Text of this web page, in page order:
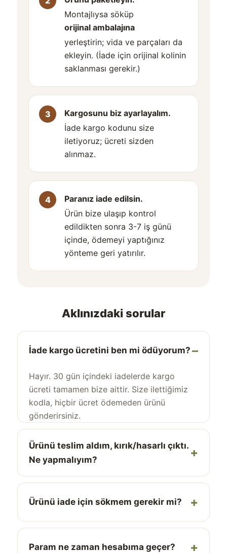
Montajlıysa söküp
orijinal ambalajına
yerleştirin; vida ve parçaları da
ekleyin. (İade için orijinal kolinin
saklanması gerekir.)
Kargosunu biz ayarlayalım.
İade kargo kodunu size
iletiyoruz; ücreti sizden
alınmaz.
Paranız iade edilsin.
Ürün bize ulaşıp kontrol
edildikten sonra 3-7 iş günü
içinde, ödemeyi yaptığınız
yönteme geri yatırılır.
Aklınızdaki sorular
İade kargo ücretini ben mi ödüyorum?
Hayır. 30 gün içindeki iadelerde kargo
ücreti tamamen bize aittir. Size ilettiğimiz
kodla, hiçbir ücret ödemeden ürünü
gönderirsiniz.
Ürünü teslim aldım, kırık/hasarlı çıktı.
Ne yapmalıyım?
Ürünü iade için sökmem gerekir mi?
Param ne zaman hesabıma geçer?